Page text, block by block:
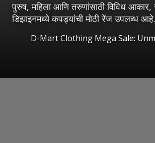
पुरुष, महिला आणि तरुणांसाठी विविध
डिझाइनमध्ये कपड्यांची मोठी रेंज उपलब्ध आहे.
D-Mart Clothing Mega Sale: